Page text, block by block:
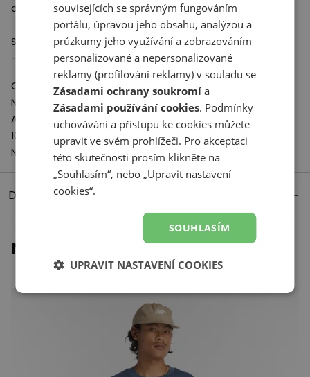
doplní
klasickou obuv
Specifikace:
- Materiál: 100% bavlna
Odpovědný subjekt:
New Balance Europe BV
A-Factorij, Pilotenstraat 35 – 45
1059 CH Amsterdam
Netherlands
Detaily produktu
Naposledy prohlížené
souvisejících se správným fungováním
portálu, úpravou jeho obsahu, analýzou a
průzkumy jeho využívání a zobrazováním
personalizované a nepersonalizované
reklamy (profilování reklamy) v souladu se
Zásadami ochrany soukromí a
Zásadami používání cookies. Podmínky
uchovávání a přístupu ke cookies můžete
upravit ve svém prohlížeči. Pro akceptaci
této skutečnosti prosím klikněte na
„Souhlasím“, nebo „Upravit nastavení
cookies“.
SOUHLASÍM
UPRAVIT NASTAVENÍ COOKIES